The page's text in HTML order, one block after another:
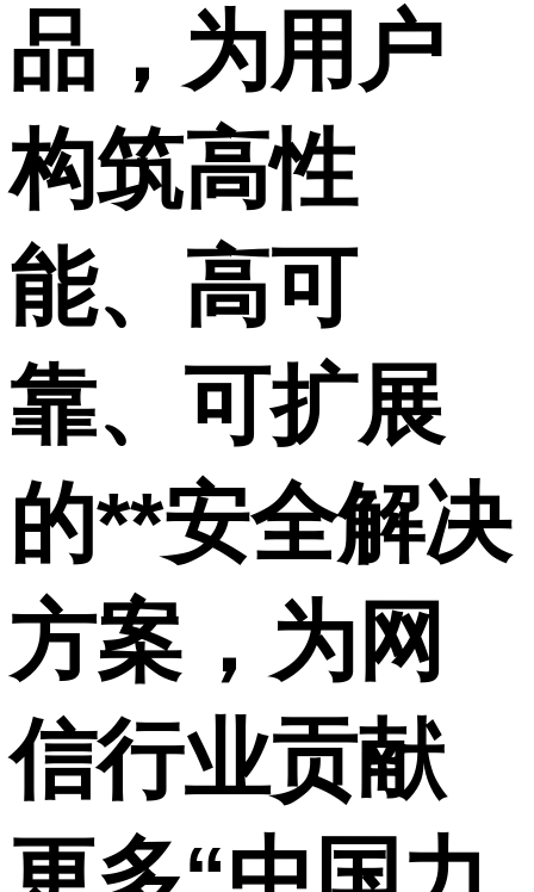
品，为用户
构筑高性
能、高可
靠、可扩展
的**安全解决
方案，为网
信行业贡献